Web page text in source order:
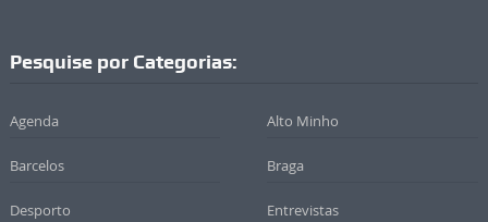
Pesquise por Categorias:
Agenda Alto Minho
Barcelos Braga
Desporto Entrevistas